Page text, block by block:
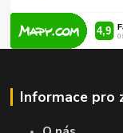
Informace pro